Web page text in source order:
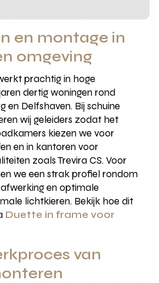
en montage in
omgeving
prachtig in hoge
dertig woningen rond
en Delfshaven. Bij schuine
wij geleiders zodat het
kiezen we voor
en in kantoren voor
zoals Trevira CS. Voor
we een strak profiel rondom
en optimale
lichtkieren. Bekijk hoe dit
Duette in frame voor
van